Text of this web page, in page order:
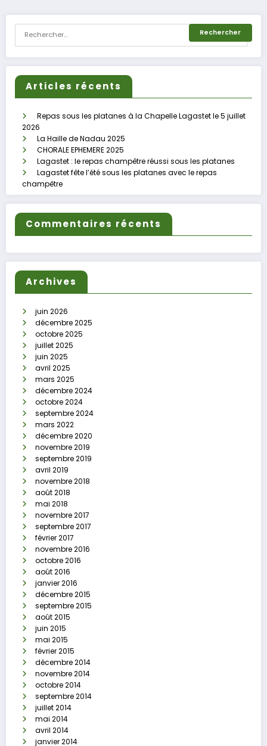
Articles récents
Repas sous les platanes à la Chapelle Lagastet le 5 juillet
2026
La Haille de Nadau 2025
CHORALE EPHEMERE 2025
Lagastet : le repas champêtre réussi sous les platanes
Lagastet fête l’été sous les platanes avec le repas
champêtre
Commentaires récents
Archives
juin 2026
décembre 2025
octobre 2025
juillet 2025
juin 2025
avril 2025
mars 2025
décembre 2024
octobre 2024
septembre 2024
mars 2022
décembre 2020
novembre 2019
septembre 2019
avril 2019
novembre 2018
août 2018
mai 2018
novembre 2017
septembre 2017
février 2017
novembre 2016
octobre 2016
août 2016
janvier 2016
décembre 2015
septembre 2015
août 2015
juin 2015
mai 2015
février 2015
décembre 2014
novembre 2014
octobre 2014
septembre 2014
juillet 2014
mai 2014
avril 2014
janvier 2014